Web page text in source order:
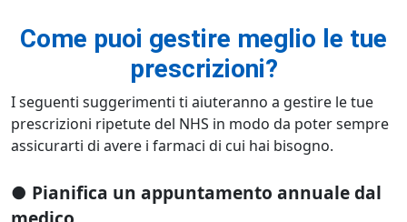
Come puoi gestire meglio le tue
prescrizioni?
I seguenti suggerimenti ti aiuteranno a gestire le tue
prescrizioni ripetute del NHS in modo da poter sempre
assicurarti di avere i farmaci di cui hai bisogno.
● Pianifica un appuntamento annuale dal